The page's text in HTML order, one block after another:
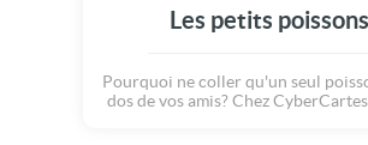
Les petits poissons
Pourquoi ne coller qu'un seul
dos de vos amis? Chez